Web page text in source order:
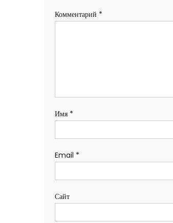
Комментарий *
Имя *
Email *
Сайт